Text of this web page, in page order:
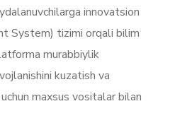
innovatsion
System) tizimi orqali bilim
murabbiylik
kuzatish va
maxsus vositalar bilan